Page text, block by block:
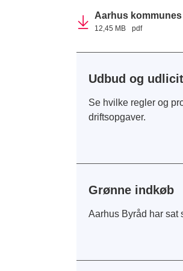
Aarhus
12,45 MB pdf
Udbud og
Se hvilke regler og
driftsopgaver.
Grønne indkøb
Aarhus Byråd har sat